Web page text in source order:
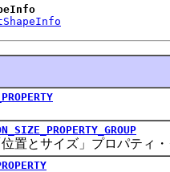
とサイズ」プロパティ・